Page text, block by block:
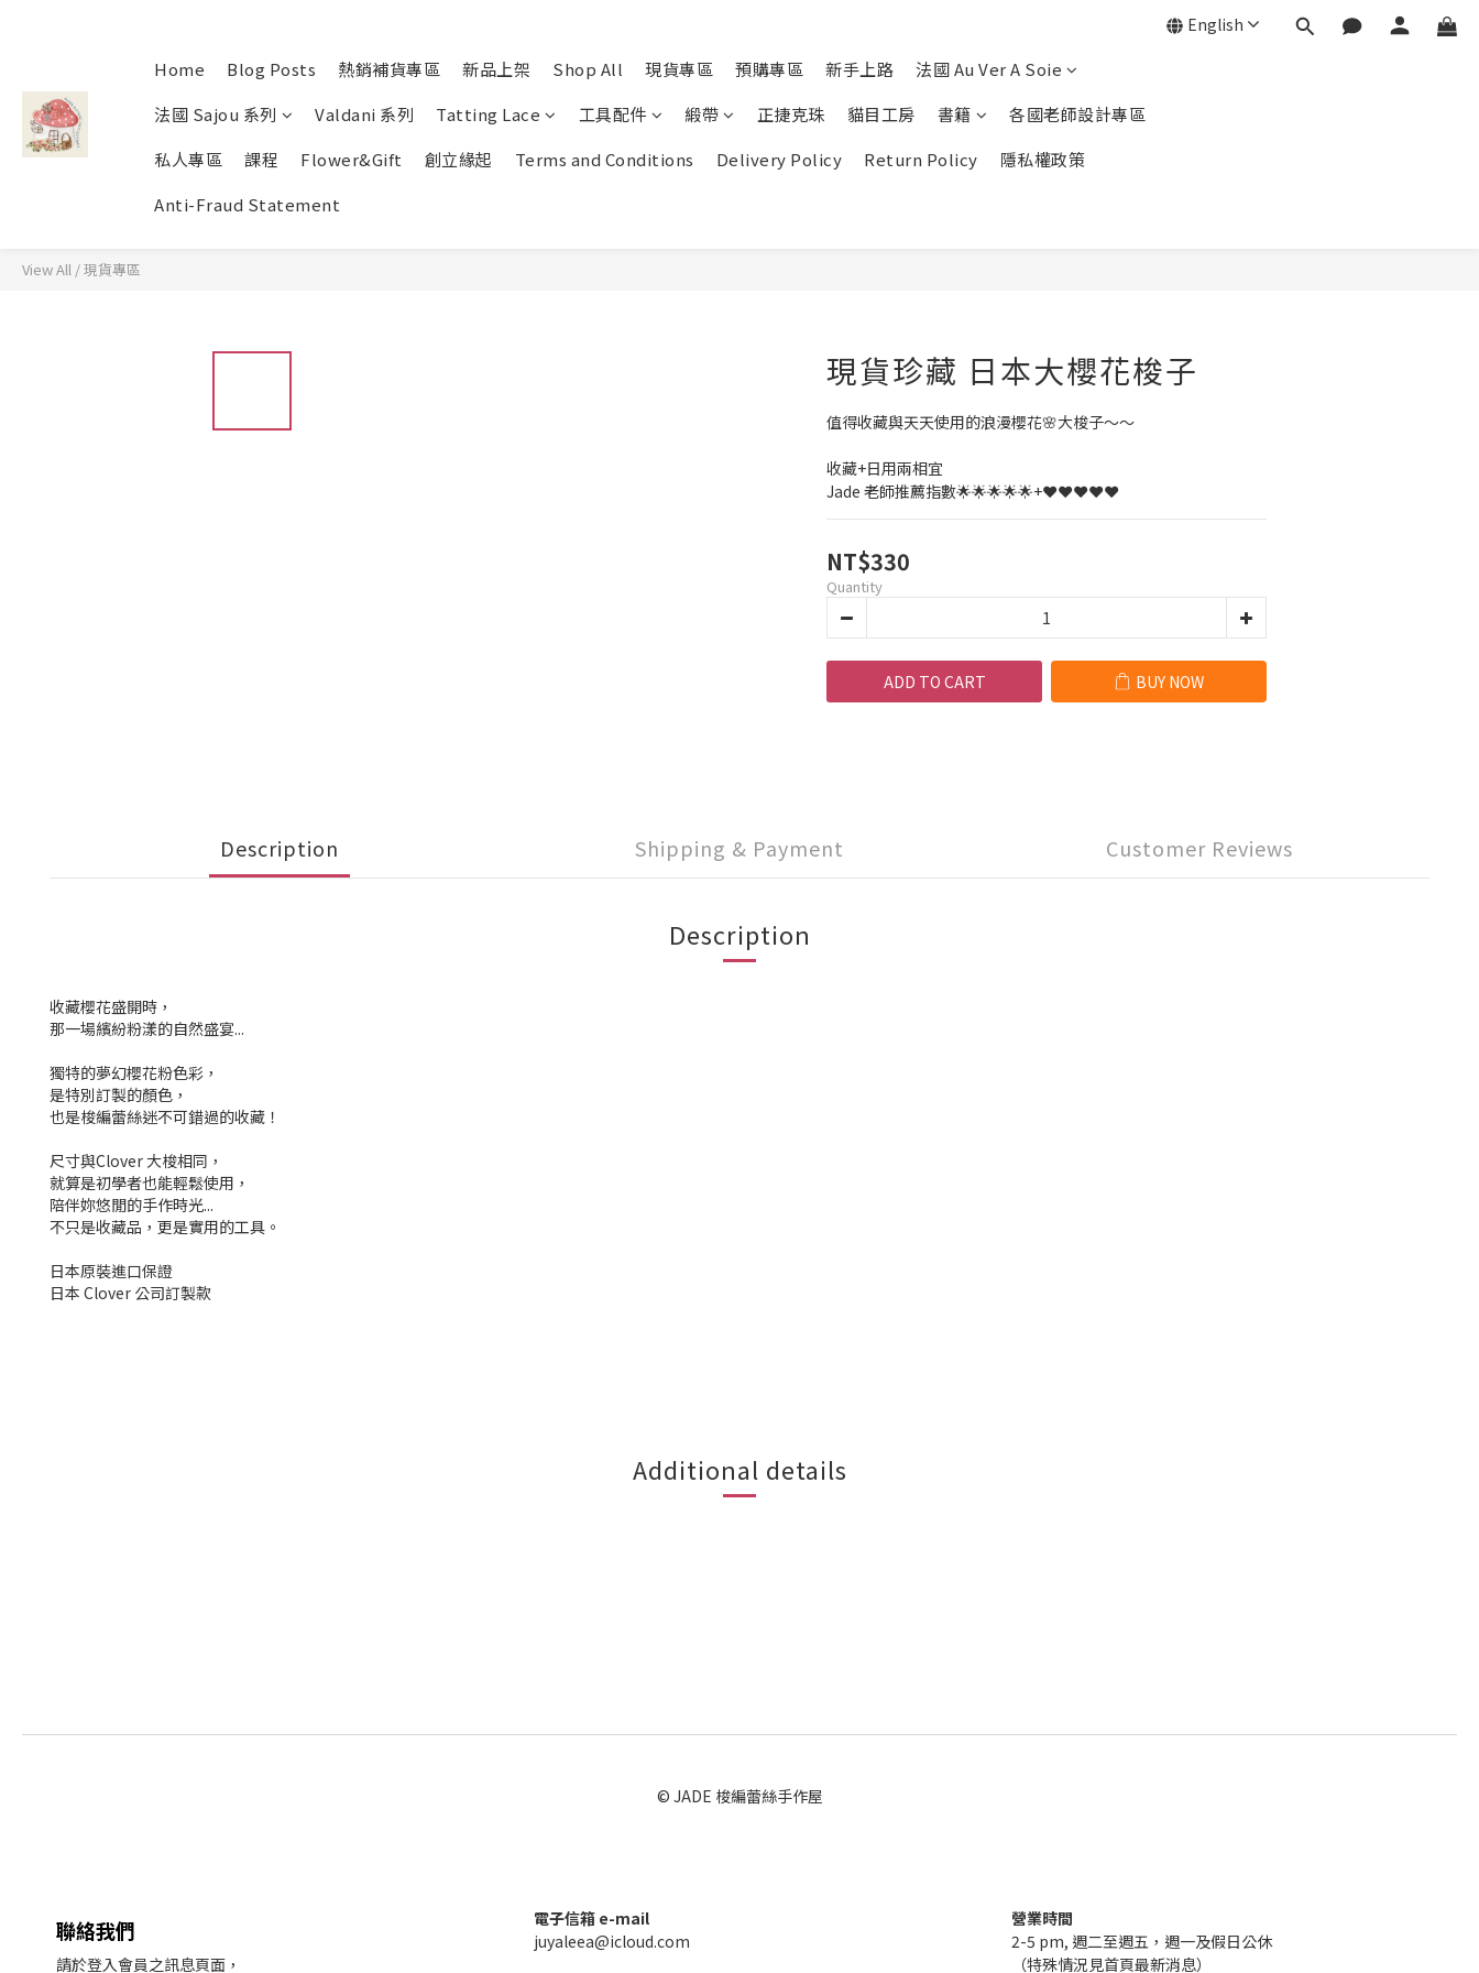
Home Blog Posts 熱銷補貨專區 新品上架 Shop All 現貨專區 預購專區 新手上路
法國 Au Ver A Soie
法國 Sajou 系列
Valdani 系列 Tatting Lace 工具配件 緞帶 正捷克珠 貓目工房 書籍
各國老師設計專區
私人專區
課程 Flower&Gift 創立緣起 Terms and Conditions Delivery Policy Return Policy
隱私權政策
Anti-Fraud Statement
English
View All /現貨專區
現貨珍藏 日本大櫻花梭子
值得收藏與天天使用的浪漫櫻花🌸大梭子～～
收藏+日用兩相宜
Jade 老師推薦指數🌟🌟🌟🌟🌟+❤️❤️❤️❤️❤️
NT$330
Quantity
ADD TO CART BUY NOW
Description Shipping & Payment Customer Reviews
Description
收藏櫻花盛開時，
那一場繽紛粉漾的自然盛宴...
獨特的夢幻櫻花粉色彩，
是特別訂製的顏色，
也是梭編蕾絲迷不可錯過的收藏！
尺寸與Clover 大梭相同，
就算是初學者也能輕鬆使用，
陪伴妳悠閒的手作時光...
不只是收藏品，更是實用的工具。
日本原裝進口保證
日本 Clover 公司訂製款
Additional details
© JADE 梭編蕾絲手作屋
聯絡我們
請於登入會員之訊息頁面，
電子信箱 e-mail
juyaleea@icloud.com
營業時間
2-5 pm, 週二至週五，週一及假日公休
（特殊情況見首頁最新消息）